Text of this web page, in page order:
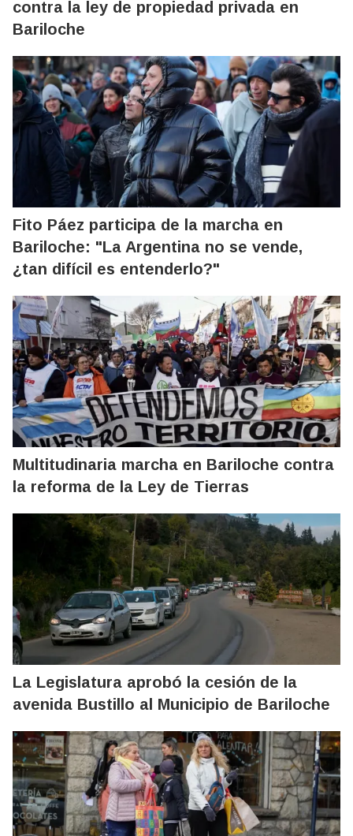
contra la ley de propiedad privada en
Bariloche
Fito Páez participa de la marcha en
Bariloche: "La Argentina no se vende,
¿tan difícil es entenderlo?"
Multitudinaria marcha en Bariloche contra
la reforma de la Ley de Tierras
La Legislatura aprobó la cesión de la
avenida Bustillo al Municipio de Bariloche